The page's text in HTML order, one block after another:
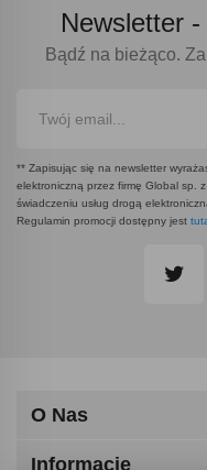
Newsletter -
Bądź na bieżąco.
** Zapisując się na newsletter
elektroniczną przez firmę Global sp.
świadczeniu usług drogą
Regulamin promocji dostępny jest
O Nas
Informacje